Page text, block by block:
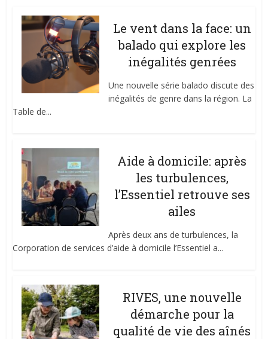
Le vent dans la face: un
balado qui explore les
inégalités genrées
Une nouvelle série balado discute des
inégalités de genre dans la région. La
Table de...
Aide à domicile: après
les turbulences,
l’Essentiel retrouve ses
ailes
Après deux ans de turbulences, la
Corporation de services d’aide à domicile l’Essentiel a...
RIVES, une nouvelle
démarche pour la
qualité de vie des aînés